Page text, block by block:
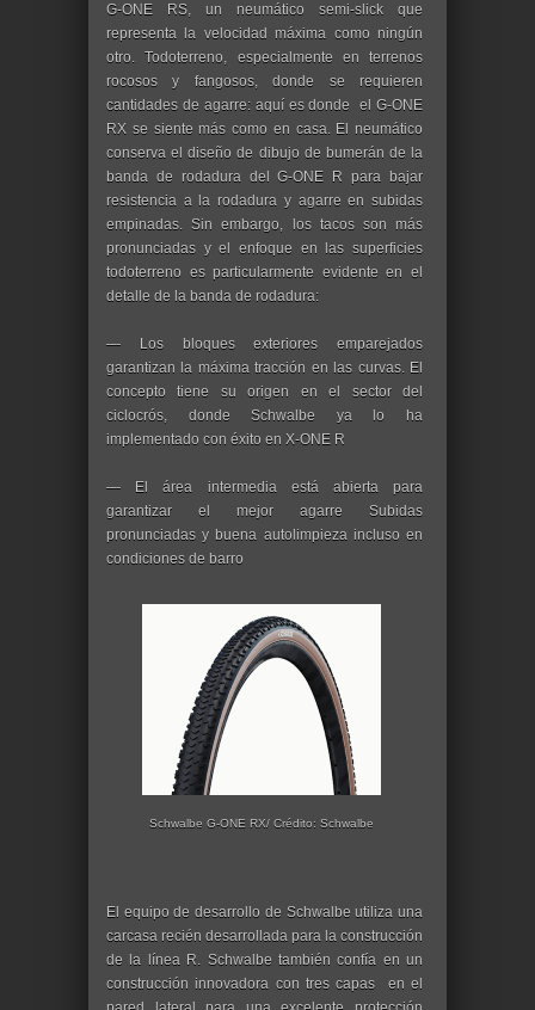
G-ONE RS, un neumático semi-slick que
representa la velocidad máxima como ningún
otro. Todoterreno, especialmente en terrenos
rocosos y fangosos, donde se requieren
cantidades de agarre: aquí es donde el G-ONE
RX se siente más como en casa. El neumático
conserva el diseño de dibujo de bumerán de la
banda de rodadura del G-ONE R para bajar
resistencia a la rodadura y agarre en subidas
empinadas. Sin embargo, los tacos son más
pronunciadas y el enfoque en las superficies
todoterreno es particularmente evidente en el
detalle de la banda de rodadura:
— Los bloques exteriores emparejados
garantizan la máxima tracción en las curvas. El
concepto tiene su origen en el sector del
ciclocrós, donde Schwalbe ya lo ha
implementado con éxito en X-ONE R
— El área intermedia está abierta para
garantizar el mejor agarre Subidas
pronunciadas y buena autolimpieza incluso en
condiciones de barro
Schwalbe G-ONE RX/ Crédito: Schwalbe
El equipo de desarrollo de Schwalbe utiliza una
carcasa recién desarrollada para la construcción
de la línea R. Schwalbe también confía en un
construcción innovadora con tres capas en el